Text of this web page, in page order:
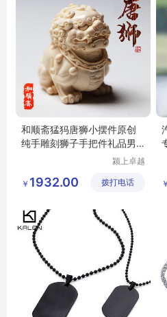
和顺斋猛犸唐狮小摆件原创
纯手雕刻狮子手把件礼品男
颍上卓越
有限公司
￥ 1932.00 拨打电话 ￥